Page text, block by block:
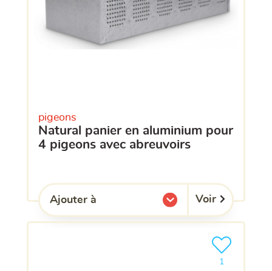
pigeons
natural panier en aluminium pour
4 pigeons avec abreuvoirs
Ajouter à
l'une de mes listes. Voir
1
Ajouter le
clients ont